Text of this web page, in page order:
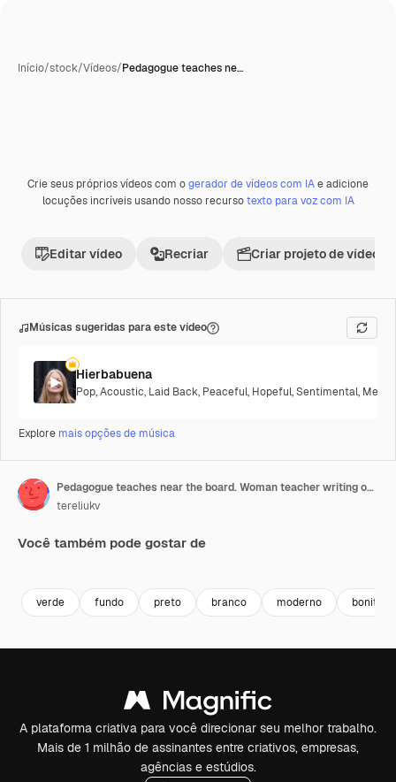
Início/stock/Vídeos/Pedagogue teaches ne…
Premium
Crie seus próprios vídeos com ogerador de vídeos com IAe adicione
locuções incríveis usando nosso recursotexto para voz com IA
Editar vídeo Recriar Criar projeto de vídeo
Músicas sugeridas para este vídeo
Hierbabuena
Pop,Acoustic, Laid Back, Peaceful, Hopeful,Sentimental,
Explore mais opções de música
Pedagogue teaches near the board. Woman teacher writing on a blackboard and learning children in the classroom. Education concept.
tereliukv
Você também pode gostar de
verde fundo preto branco moderno bonito
A plataforma criativa para você direcionar seu melhor trabalho.
Mais de 1 milhão de assinantes entre criativos, empresas,
agências e estúdios.